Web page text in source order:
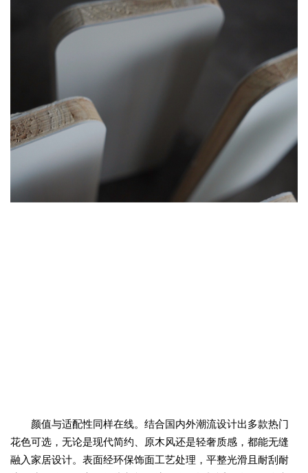
颜值与适配性同样在线。结合国内外潮流设计出多款热门
花色可选，无论是现代简约、原木风还是轻奢质感，都能无缝
融入家居设计。表面经环保饰面工艺处理，平整光滑且耐刮耐